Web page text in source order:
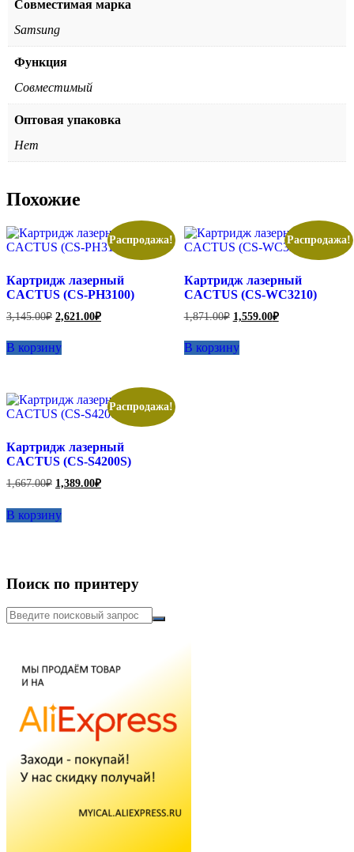
Совместимая марка
Samsung
Функция
Совместимый
Оптовая упаковка
Нет
Похожие
Распродажа!
Картридж лазерный
CACTUS (CS-PH3100)
3,145.00₽ Первоначальная
цена
составляла
3,145.00₽.
2,621.00₽Текущая
цена:
В корзину
Распродажа!
Картридж лазерный
CACTUS (CS-WC3210)
1,871.00₽ Первоначальная
цена
составляла
1,871.00₽.
1,559.00₽Текущая
цена:
В корзину
Распродажа!
Картридж лазерный
CACTUS (CS-S4200S)
1,667.00₽ Первоначальная
составляла
1,667.00₽.
1,389.00₽Текущая
В корзину
Поиск по принтеру
Искать: